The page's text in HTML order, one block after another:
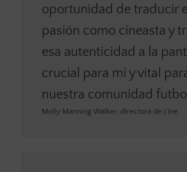
oportunidad de traducir
pasión como cineasta y
esa autenticidad a la
crucial para mí y vital
nuestra comunidad
Molly Manning Walker, directora de cine